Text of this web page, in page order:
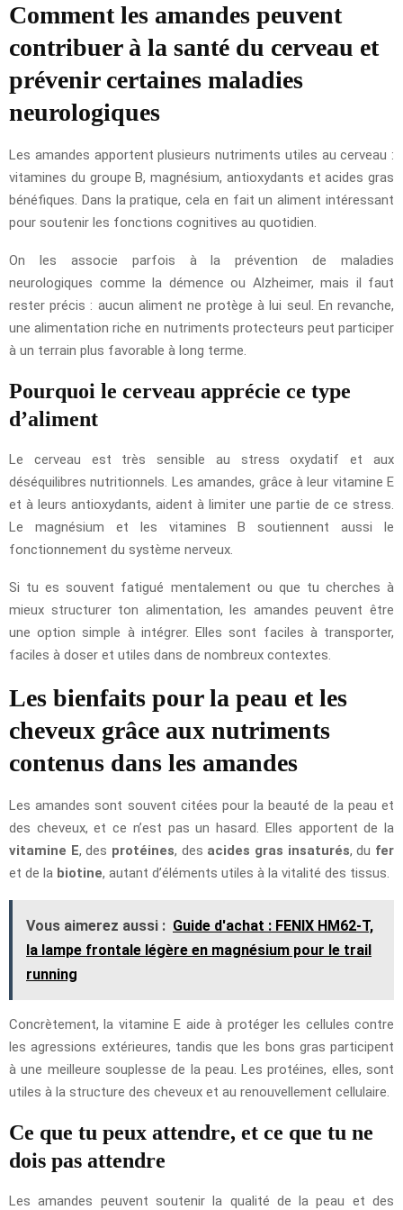
Comment les amandes peuvent
contribuer à la santé du cerveau et
prévenir certaines maladies
neurologiques
Les amandes apportent plusieurs nutriments utiles au cerveau :
vitamines du groupe B, magnésium, antioxydants et acides gras
bénéfiques. Dans la pratique, cela en fait un aliment intéressant
pour soutenir les fonctions cognitives au quotidien.
On les associe parfois à la prévention de maladies
neurologiques comme la démence ou Alzheimer, mais il faut
rester précis : aucun aliment ne protège à lui seul. En revanche,
une alimentation riche en nutriments protecteurs peut participer
à un terrain plus favorable à long terme.
Pourquoi le cerveau apprécie ce type
d’aliment
Le cerveau est très sensible au stress oxydatif et aux
déséquilibres nutritionnels. Les amandes, grâce à leur vitamine E
et à leurs antioxydants, aident à limiter une partie de ce stress.
Le magnésium et les vitamines B soutiennent aussi le
fonctionnement du système nerveux.
Si tu es souvent fatigué mentalement ou que tu cherches à
mieux structurer ton alimentation, les amandes peuvent être
une option simple à intégrer. Elles sont faciles à transporter,
faciles à doser et utiles dans de nombreux contextes.
Les bienfaits pour la peau et les
cheveux grâce aux nutriments
contenus dans les amandes
Les amandes sont souvent citées pour la beauté de la peau et
des cheveux, et ce n’est pas un hasard. Elles apportent de la
vitamine E, des protéines, des acides gras insaturés, du fer
et de la biotine, autant d’éléments utiles à la vitalité des tissus.
Vous aimerez aussi : Guide d'achat : FENIX HM62-T,
la lampe frontale légère en magnésium pour le trail
running
Concrètement, la vitamine E aide à protéger les cellules contre
les agressions extérieures, tandis que les bons gras participent
à une meilleure souplesse de la peau. Les protéines, elles, sont
utiles à la structure des cheveux et au renouvellement cellulaire.
Ce que tu peux attendre, et ce que tu ne
dois pas attendre
Les amandes peuvent soutenir la qualité de la peau et des